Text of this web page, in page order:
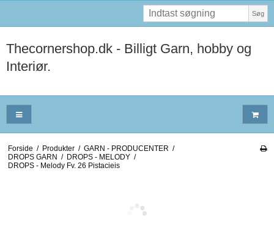
Søg
Thecornershop.dk - Billigt Garn, hobby og
Interiør.
Forside / Produkter / GARN - PRODUCENTER /
DROPS GARN / DROPS - MELODY /
DROPS - Melody Fv. 26 Pistacieis